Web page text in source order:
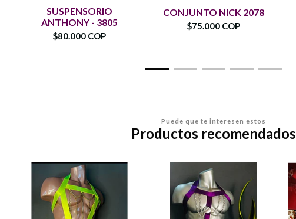
SUSPENSORIO
ANTHONY - 3805
$80.000 COP
CONJUNTO NICK 2078
$75.000 COP
Puede que te interesen estos
Productos recomendados